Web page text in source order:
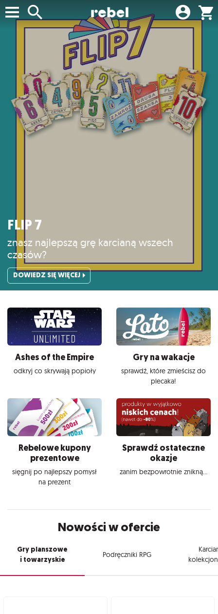
FLIP 7
znasz najlepszą grę karcianą wszech
czasów?
DOWIEDZ SIĘ WIĘCEJ
Ashes of the Empire
odkryj co skrywają popioły
Gry na wakacje
sprawdź, które zmieścisz do
plecaka!
Rebelowe kupony
prezentowe
sięgnij po najlepszy pomysł
na prezent
Sprawdź ostateczne
okazje
zanim bezpowrotnie znikną...
Nowości w ofercie
Gry planszowe
i towarzyskie
Podręczniki RPG